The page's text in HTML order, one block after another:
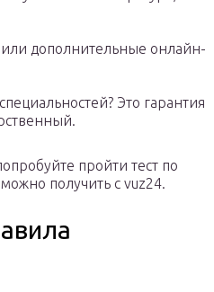
или дополнительные онлайн-
Это гарантия
пройти тест по
получить с vuz24.